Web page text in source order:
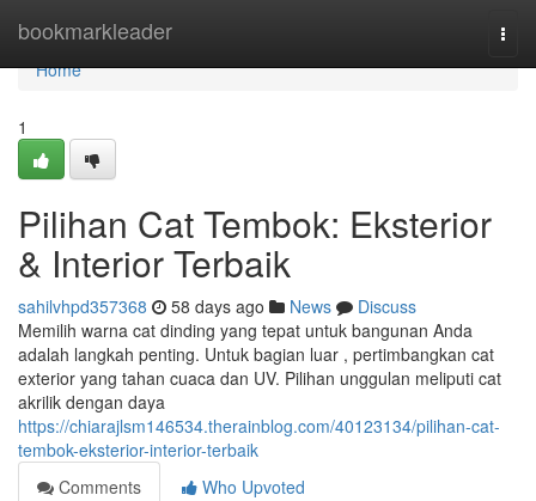
bookmarkleader
Home
Home
1
Pilihan Cat Tembok: Eksterior
& Interior Terbaik
sahilvhpd357368 58 days ago News
Discuss
Memilih warna cat dinding yang tepat untuk bangunan Anda
adalah langkah penting. Untuk bagian luar , pertimbangkan cat
exterior yang tahan cuaca dan UV. Pilihan unggulan meliputi cat
akrilik dengan daya
https://chiarajlsm146534.therainblog.com/40123134/pilihan-cat-
tembok-eksterior-interior-terbaik
Comments
Who Upvoted